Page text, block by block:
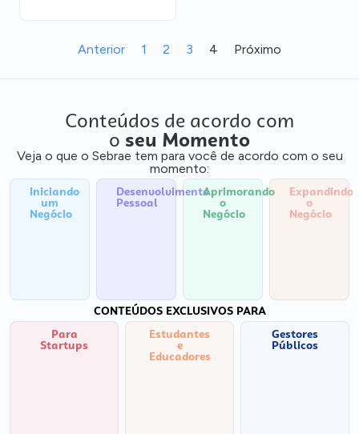
Anterior 1 2 3 4 Próximo
Conteúdos de acordo com
o seu Momento
Veja o que o Sebrae tem para você de acordo com o seu
momento:
Iniciando
um
Negócio
Desenvolvimento
Pessoal
Aprimorando
o
Negócio
Expandindo
o
Negócio
CONTEÚDOS EXCLUSIVOS PARA
Para
Startups
Estudantes
e
Educadores
Gestores
Públicos